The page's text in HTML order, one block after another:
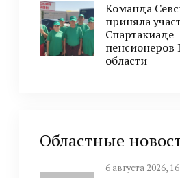
Команда
приняла
Спартакиаде
пенсионеров
области
Областные
6 августа 2026,